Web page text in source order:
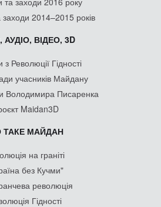
заходи 2014–2015 років
ВІДЕО, 3D
з Революції Гідності
учасників Майдану
Володимира Писаренка
Maidan3D
МАЙДАН
на граніті
без Кучми"
революція
Гідності